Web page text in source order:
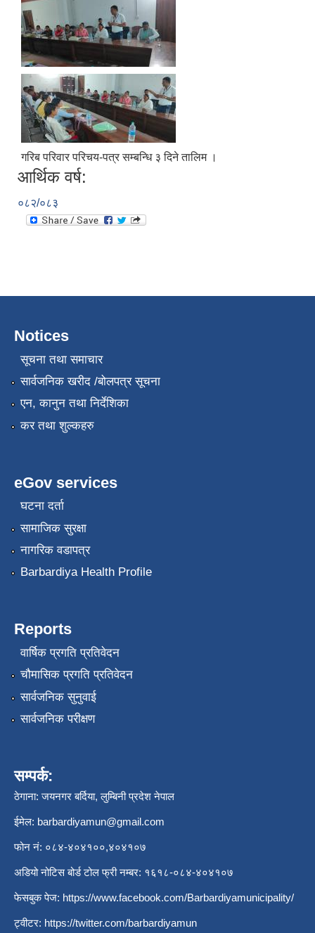
गरिब परिवार परिचय-पत्र सम्बन्धि ३ दिने तालिम ।
आर्थिक वर्ष:
०८२/०८३
Notices
सूचना तथा समाचार
सार्वजनिक खरीद /बोलपत्र सूचना
एन, कानुन तथा निर्देशिका
कर तथा शुल्कहरु
eGov services
घटना दर्ता
सामाजिक सुरक्षा
नागरिक वडापत्र
Barbardiya Health Profile
Reports
वार्षिक प्रगति प्रतिवेदन
चौमासिक प्रगति प्रतिवेदन
सार्वजनिक सुनुवाई
सार्वजनिक परीक्षण
सम्पर्क:
ठेगाना: जयनगर बर्दिया, लुम्बिनी प्रदेश नेपाल
ईमेल: barbardiyamun@gmail.com
फोन नं: ०८४-४०४१००,४०४१०७
अडियो नोटिस बोर्ड टोल फ्री नम्बर: १६१८-०८४-४०४१०७
फेसबुक पेज: https://www.facebook.com/Barbardiyamunicipality/
ट्वीटर: https://twitter.com/barbardiyamun